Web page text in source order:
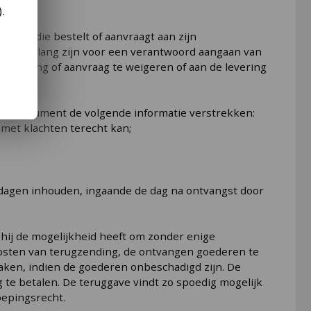
die bestelt of aanvraagt aan zijn
belang zijn voor een verantwoord aangaan van
of aanvraag te weigeren of aan de levering
consument de volgende informatie verstrekken:
klachten terecht kan;
inhouden, ingaande de dag na ontvangst door
de mogelijkheid heeft om zonder enige
van terugzending, de ontvangen goederen te
indien de goederen onbeschadigd zijn. De
betalen. De teruggave vindt zo spoedig mogelijk